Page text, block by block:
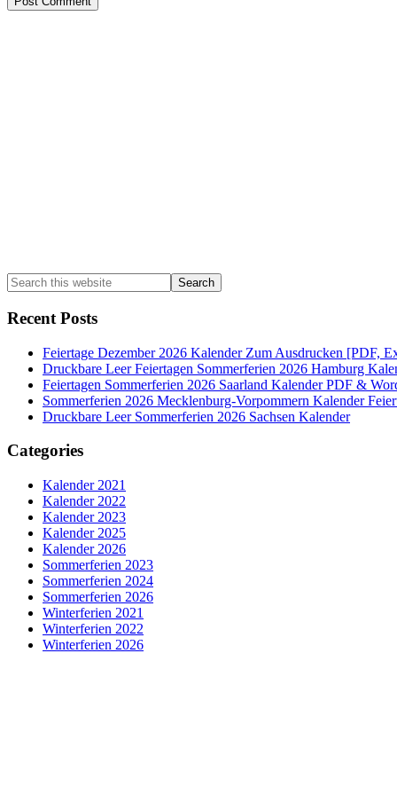
Search
this
website
Recent Posts
Feiertage Dezember 2026 Kalender Zum Ausdrucken [PDF,
Druckbare Leer Feiertagen Sommerferien 2026 Hamburg
Feiertagen Sommerferien 2026 Saarland Kalender PDF &
Sommerferien 2026 Mecklenburg-Vorpommern Kalender
Druckbare Leer Sommerferien 2026 Sachsen Kalender
Categories
Kalender 2021
Kalender 2022
Kalender 2023
Kalender 2025
Kalender 2026
Sommerferien 2023
Sommerferien 2024
Sommerferien 2026
Winterferien 2021
Winterferien 2022
Winterferien 2026